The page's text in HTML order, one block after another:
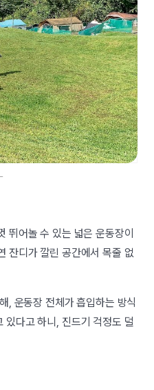
뛰어놀 수 있는 넓은 운동장이
잔디가 깔린 공간에서 목줄 없
, 운동장 전체가 흡입하는 방식
있다고 하니, 진드기 걱정도 덜